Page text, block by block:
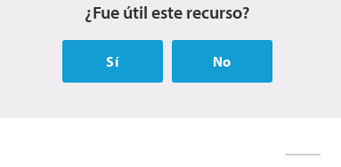
¿Fue útil este recurso?
Sí No